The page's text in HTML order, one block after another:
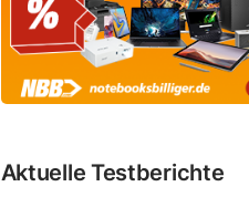
Aktuelle Testberichte